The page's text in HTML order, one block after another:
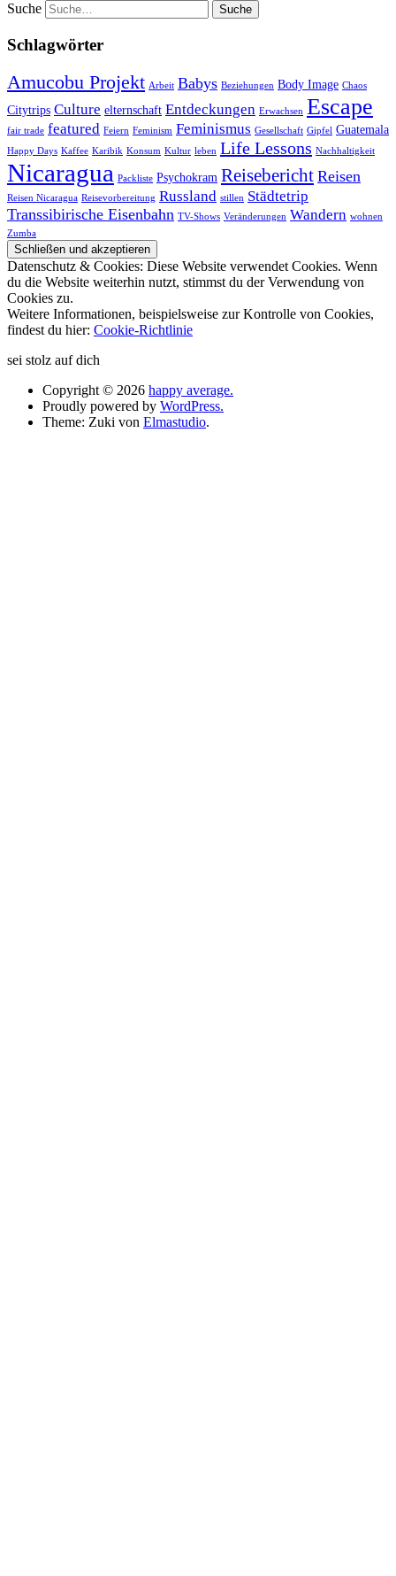
Suche
Schlagwörter
Amucobu Projekt Arbeit Babys Beziehungen Body Image Chaos
Citytrips Culture elternschaft Entdeckungen Erwachsen Escape
fair trade featured Feiern Feminism Feminismus Gesellschaft Gipfel Guatemala
Happy Days Kaffee Karibik Konsum Kultur leben Life Lessons Nachhaltigkeit
Nicaragua Packliste Psychokram Reisebericht Reisen
Reisen Nicaragua Reisevorbereitung Russland stillen Städtetrip
Transsibirische Eisenbahn TV-Shows Veränderungen Wandern wohnen
Zumba
Datenschutz & Cookies: Diese Website verwendet Cookies. Wenn
du die Website weiterhin nutzt, stimmst du der Verwendung von
Cookies zu.
Weitere Informationen, beispielsweise zur Kontrolle von Cookies,
findest du hier: Cookie-Richtlinie
sei stolz auf dich
Copyright © 2026 happy average.
Proudly powered by WordPress.
Theme: Zuki von Elmastudio.